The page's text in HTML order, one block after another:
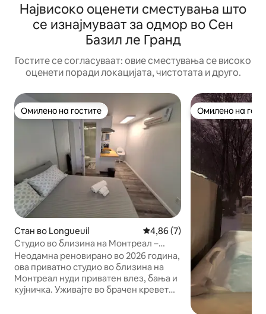
Највисоко оценети сместувања што
се изнајмуваат за одмор во Сен
Базил ле Гранд
Гостите се согласуваат: овие сместувања се високо
оценети поради локацијата, чистотата и друго.
Омилено на гостите
Омилено на гостите
Стан во Longueuil Просечна оцена: 4,86 од 5,
4,86 (7)
Студио во близина на Монтреал –
строго за непушачи
Неодамна реновирано во 2026 година,
ова приватно студио во близина на
Монтреал нуди приватен влез, бања и
кујничка. Уживајте во брачен кревет
Омилено на
Омилено на